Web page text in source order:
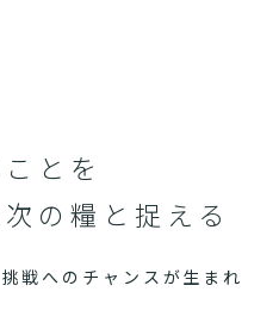
とを
の糧と捉える
戦へのチャンスが生まれ